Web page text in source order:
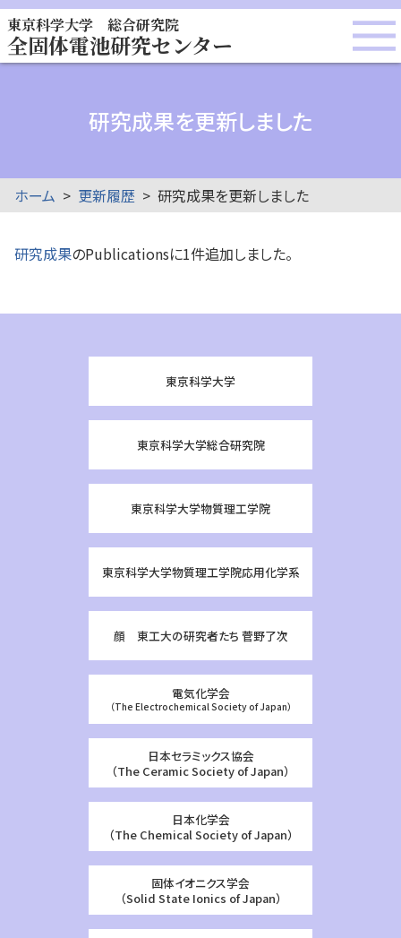
東京科学大学 総合研究院
全固体電池研究センター
研究成果を更新しました
ホーム 更新履歴 研究成果を更新しました
研究成果のPublicationsに1件追加しました。
東京科学大学
東京科学大学総合研究院
東京科学大学物質理工学院
東京科学大学物質理工学院応用化学系
顔 東工大の研究者たち 菅野了次
電気化学会
（The Electrochemical Society of Japan）
日本セラミックス協会
（The Ceramic Society of Japan）
日本化学会
（The Chemical Society of Japan）
固体イオニクス学会
（Solid State Ionics of Japan）